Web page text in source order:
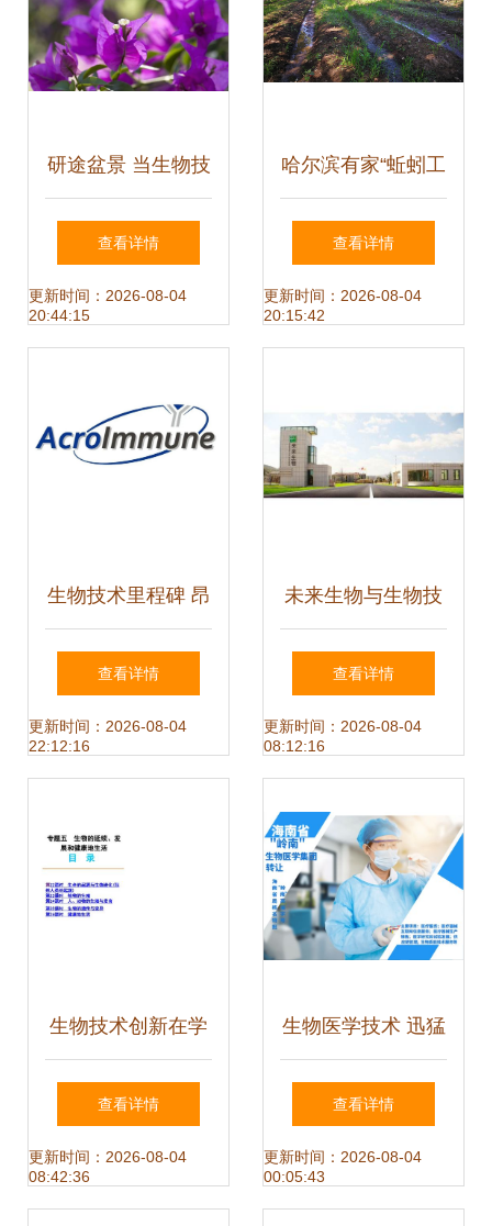
研途盆景 当生物技
术遇上园艺，如何
构筑你的学术花园
查看详情
更新时间：2026-08-04
20:44:15
哈尔滨有家“蚯蚓工
厂” 日食垃圾6吨
查看详情
更新时间：2026-08-04
20:15:42
生物技术里程碑 昂
科免疫联合创始人
郑盼博士当选美国
查看详情
更新时间：2026-08-04
22:12:16
未来生物与生物技
术开发 探索生命的
无限可能
查看详情
更新时间：2026-08-04
08:12:16
生物技术创新在学
习中的应用 加强知
识衔接，用生动课
查看详情
更新时间：2026-08-04
08:42:36
生物医学技术 迅猛
发展下的变革与挑
战
查看详情
更新时间：2026-08-04
00:05:43